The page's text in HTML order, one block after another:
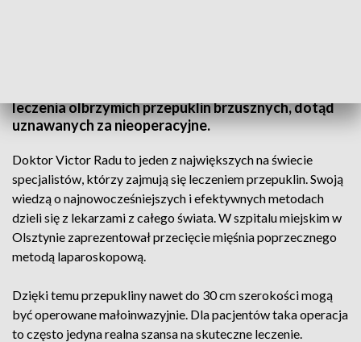
leczenia olbrzymich przepuklin brzusznych, dotąd
uznawanych za nieoperacyjne.
Doktor Victor Radu to jeden z największych na świecie
specjalistów, którzy zajmują się leczeniem przepuklin. Swoją
wiedzą o najnowocześniejszych i efektywnych metodach
dzieli się z lekarzami z całego świata. W szpitalu miejskim w
Olsztynie zaprezentował przecięcie mięśnia poprzecznego
metodą laparoskopową.
Dzięki temu przepukliny nawet do 30 cm szerokości mogą
być operowane małoinwazyjnie. Dla pacjentów taka operacja
to często jedyna realna szansa na skuteczne leczenie.